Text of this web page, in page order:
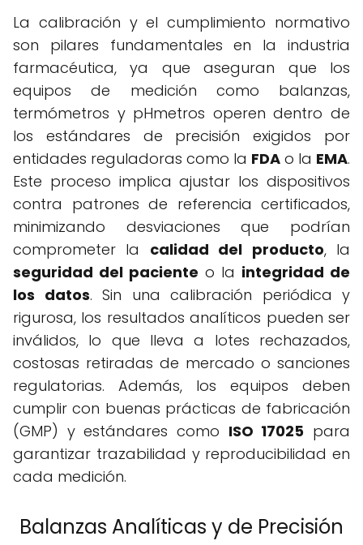
La calibración y el cumplimiento normativo
son pilares fundamentales en la industria
farmacéutica, ya que aseguran que los
equipos de medición como balanzas,
termómetros y pHmetros operen dentro de
los estándares de precisión exigidos por
entidades reguladoras como la FDA o la EMA.
Este proceso implica ajustar los dispositivos
contra patrones de referencia certificados,
minimizando desviaciones que podrían
comprometer la calidad del producto, la
seguridad del paciente o la integridad de
los datos. Sin una calibración periódica y
rigurosa, los resultados analíticos pueden ser
inválidos, lo que lleva a lotes rechazados,
costosas retiradas de mercado o sanciones
regulatorias. Además, los equipos deben
cumplir con buenas prácticas de fabricación
(GMP) y estándares como ISO 17025 para
garantizar trazabilidad y reproducibilidad en
cada medición.
Balanzas Analíticas y de Precisión